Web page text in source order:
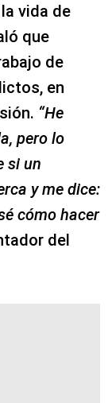
vida de
que
de
en
“He
pero lo
si un
y me dice:
cómo hacer
del